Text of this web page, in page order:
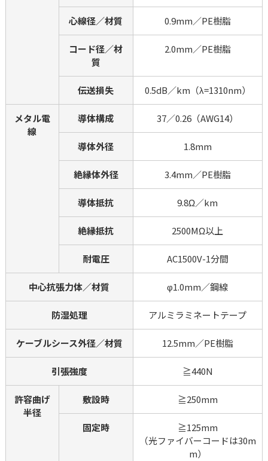
心線径／材質 0.9mm／PE樹脂
コード径／材
質
2.0mm／PE樹脂
伝送損失 0.5dB／km（λ=1310nm）
メタル電
線
導体構成 37／0.26（AWG14）
導体外径 1.8mm
絶縁体外径 3.4mm／PE樹脂
導体抵抗 9.8Ω／km
絶縁抵抗 2500MΩ以上
耐電圧 AC1500V-1分間
中心抗張力体／材質 φ1.0mm／鋼線
防湿処理 アルミラミネートテープ
ケーブルシース外径／材質 12.5mm／PE樹脂
引張強度 ≧440N
許容曲げ
半径
敷設時 ≧250mm
固定時
≧125mm
（光ファイバーコードは30m
m）